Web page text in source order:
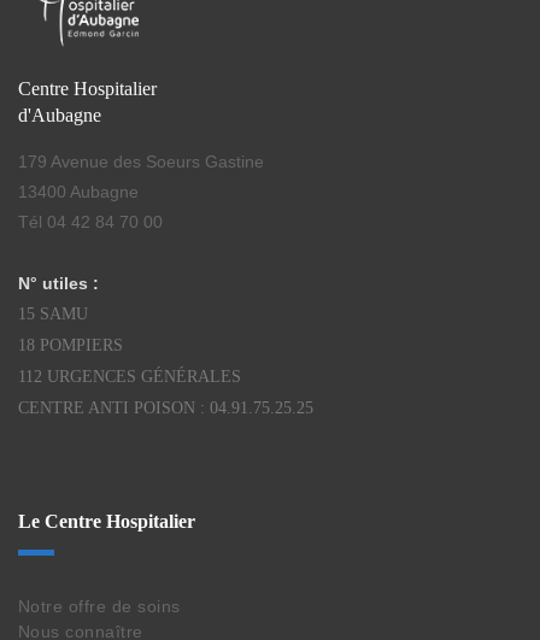
Centre Hospitalier
d'Aubagne
179 Avenue des Soeurs Gastine
13400 Aubagne
Tél 04 42 84 70 00
N° utiles :
15 SAMU
18 POMPIERS
112 URGENCES GÉNÉRALES
CENTRE ANTI POISON : 04.91.75.25.25
Le Centre Hospitalier
Notre offre de soins
Nous connaître